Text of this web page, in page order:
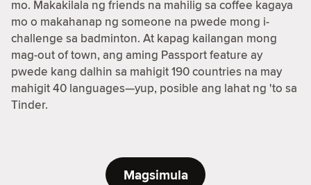
mo. Makakilala ng friends na mahilig sa coffee kagaya
mo o makahanap ng someone na pwede mong i-
challenge sa badminton. At kapag kailangan mong
mag-out of town, ang aming Passport feature ay
pwede kang dalhin sa mahigit 190 countries na may
mahigit 40 languages—yup, posible ang lahat ng 'to sa
Tinder.
Magsimula